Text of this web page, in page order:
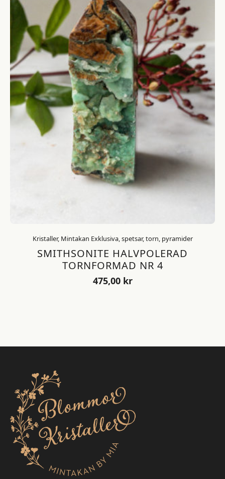
Kristaller, Mintakan Exklusiva, spetsar, torn, pyramider
SMITHSONITE HALVPOLERAD
TORNFORMAD NR 4
475,00 kr